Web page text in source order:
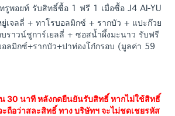
พอยท์ รับสิทธิ์ซื้อ 1 ฟรี 1 เมื่อซื้อ J4 AI-YU
ยู่เจลลี่ + ทาโรบอลมิกซ์ + รากบัว + แปะก๊วย
ราวน์ชูการ์เยลลี่ + ซอสน้ำผึ้งมะนาว รับฟรี
ลมิกซ์+รากบัว+ปาท่องโก๋กรอบ (มูลค่า 59
30 นาที หลังกดยืนยันรับสิทธิ์ หากไม่ใช้สิทธิ์
ถือว่าสละสิทธิ์ ทาง บริษัทฯ จะไม่ชดเชยรหัส